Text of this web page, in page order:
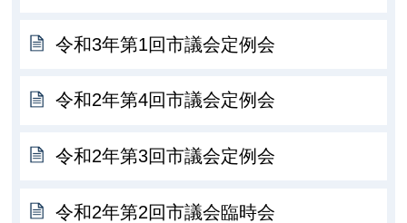
令和3年第1回市議会定例会
令和2年第4回市議会定例会
令和2年第3回市議会定例会
令和2年第2回市議会臨時会